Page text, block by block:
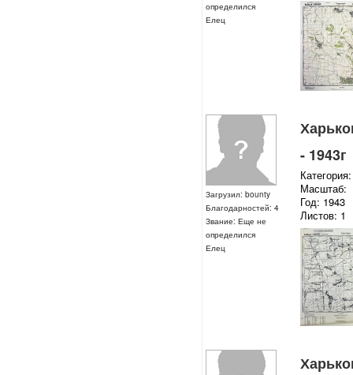
определился
Елец
Загрузил: bounty
Благодарностей: 4
Звание: Еще не
определился
Елец
- 1943г
Масштаб:
Год: 1943
Листов: 1